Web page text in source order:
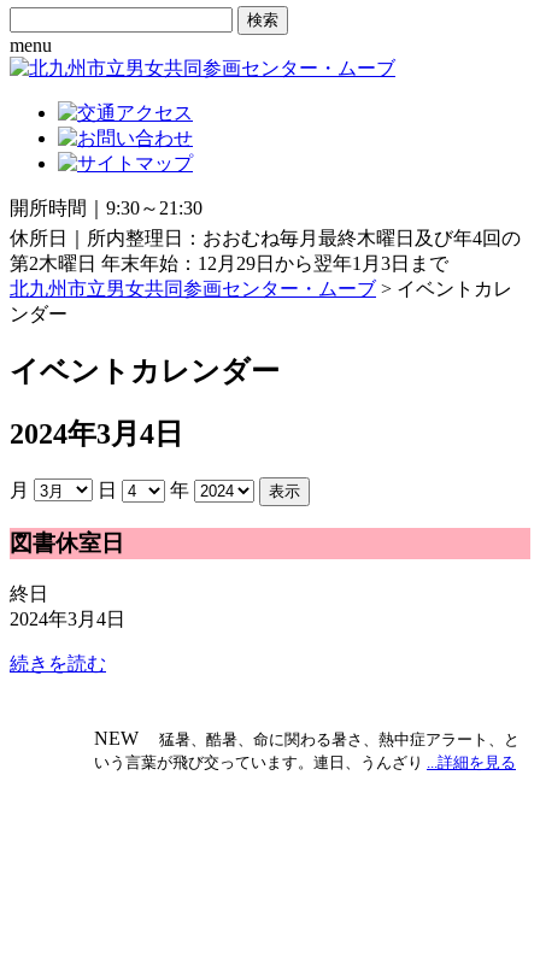
Search
for:
menu
開所時間｜9:30～21:30
休所日｜所内整理日：おおむね毎月最終木曜日及び年4回の
第2木曜日 年末年始：12月29日から翌年1月3日まで
北九州市立男女共同参画センター・ムーブ > イベントカレ
ンダー
イベントカレンダー
2024年3月4日
月 日 年
図
書
休
室
図書休室日
終日
2024年3月4日
続きを読む
NEW
猛暑、酷暑、命に関わる暑さ、熱中症アラート、と
いう言葉が飛び交っています。連日、うんざり ...詳細を見る